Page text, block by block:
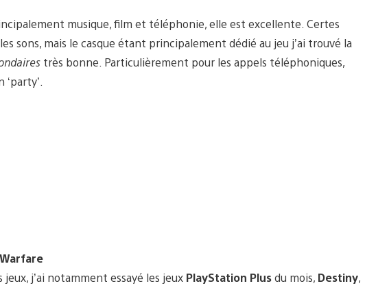
musique, film et téléphonie, elle est excellente. Certes
sons, mais le casque étant principalement dédié au jeu j’ai trouvé la
très bonne. Particulièrement pour les appels téléphoniques,
j’ai notamment essayé les jeux PlayStation Plusdu mois, Destiny,